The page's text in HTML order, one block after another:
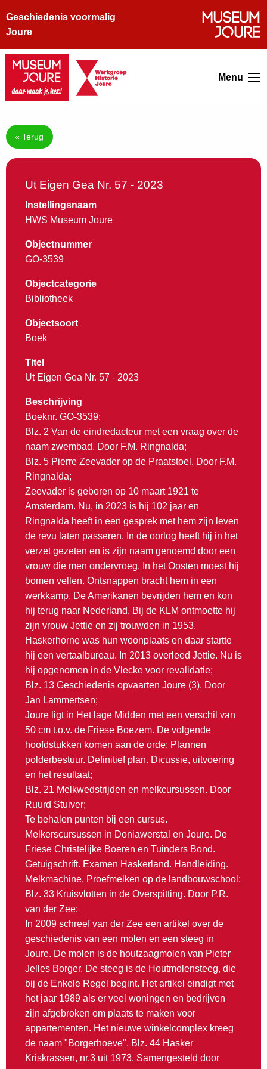
Geschiedenis voormalig
Joure
Menu
« Terug
Ut Eigen Gea Nr. 57 - 2023
Instellingsnaam
HWS Museum Joure
Objectnummer
GO-3539
Objectcategorie
Bibliotheek
Objectsoort
Boek
Titel
Ut Eigen Gea Nr. 57 - 2023
Beschrijving
Boeknr. GO-3539;
Blz. 2 Van de eindredacteur met een vraag over de
naam zwembad. Door F.M. Ringnalda;
Blz. 5 Pierre Zeevader op de Praatstoel. Door F.M.
Ringnalda;
Zeevader is geboren op 10 maart 1921 te
Amsterdam. Nu, in 2023 is hij 102 jaar en
Ringnalda heeft in een gesprek met hem zijn leven
de revu laten passeren. In de oorlog heeft hij in het
verzet gezeten en is zijn naam genoemd door een
vrouw die men ondervroeg. In het Oosten moest hij
bomen vellen. Ontsnappen bracht hem in een
werkkamp. De Amerikanen bevrijden hem en kon
hij terug naar Nederland. Bij de KLM ontmoette hij
zijn vrouw Jettie en zij trouwden in 1953.
Haskerhorne was hun woonplaats en daar startte
hij een vertaalbureau. In 2013 overleed Jettie. Nu is
hij opgenomen in de Vlecke voor revalidatie;
Blz. 13 Geschiedenis opvaarten Joure (3). Door
Jan Lammertsen;
Joure ligt in Het lage Midden met een verschil van
50 cm t.o.v. de Friese Boezem. De volgende
hoofdstukken komen aan de orde: Plannen
polderbestuur. Definitief plan. Dicussie, uitvoering
en het resultaat;
Blz. 21 Melkwedstrijden en melkcursussen. Door
Ruurd Stuiver;
Te behalen punten bij een cursus.
Melkerscursussen in Doniawerstal en Joure. De
Friese Christelijke Boeren en Tuinders Bond.
Getuigschrift. Examen Haskerland. Handleiding.
Melkmachine. Proefmelken op de landbouwschool;
Blz. 33 Kruisvlotten in de Overspitting. Door P.R.
van der Zee;
In 2009 schreef van der Zee een artikel over de
geschiedenis van een molen en een steeg in
Joure. De molen is de houtzaagmolen van Pieter
Jelles Borger. De steeg is de Houtmolensteeg, die
bij de Enkele Regel begint. Het artikel eindigt met
het jaar 1989 als er veel woningen en bedrijven
zijn afgebroken om plaats te maken voor
appartementen. Het nieuwe winkelcomplex kreeg
de naam "Borgerhoeve". Blz. 44 Hasker
Kriskrassen, nr.3 uit 1973. Samengesteld door